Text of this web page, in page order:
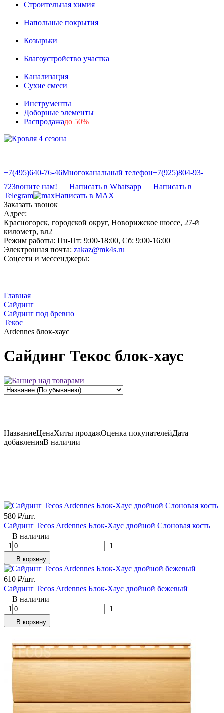
Строительная химия
Напольные покрытия
Козырьки
Благоустройство участка
Канализация
Сухие смеси
Инструменты
Доборные элементы
Распродажадо 50%
+7(495)640-76-46Многоканальный телефон+7(925)804-93-
72Звоните нам! Написать в Whatsapp
Написать в
Telegram
Написать в MAX
Заказать звонок
Адрес:
Красногорск, городской округ, Новорижское шоссе, 27-й
километр, вл2
Режим работы: Пн-Пт: 9:00-18:00, Сб: 9:00-16:00
Электронная почта: zakaz@mk4s.ru
Соцсети и мессенджеры:
Главная
Сайдинг
Сайдинг под бревно
Текос
Ardennes блок-хаус
Сайдинг Текос блок-хаус
НазваниеЦенаХиты продажОценка покупателейДата
добавленияВ наличии
580 ₽/шт.
Сайдинг Tecos Ardennes Блок-Хаус двойной Слоновая кость
В наличии
1
1
В корзину
610 ₽/шт.
Сайдинг Tecos Ardennes Блок-Хаус двойной бежевый
В наличии
1
1
В корзину